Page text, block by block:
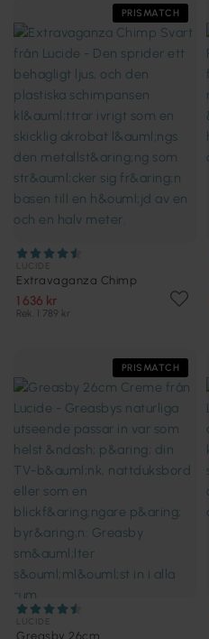
PRISMATCH
Extravaganza Chimp
1 636 kr
Rek. 1 789 kr
PRISMATCH
Greasby 26cm